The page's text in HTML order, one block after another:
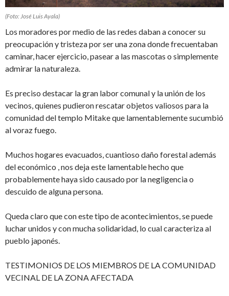
(Foto: José Luis Ayala)
Los moradores por medio de las redes daban a conocer su
preocupación y tristeza por ser una zona donde frecuentaban
caminar, hacer ejercicio, pasear a las mascotas o simplemente
admirar la naturaleza.
Es preciso destacar la gran labor comunal y la unión de los
vecinos, quienes pudieron rescatar objetos valiosos para la
comunidad del templo Mitake que lamentablemente sucumbió
al voraz fuego.
Muchos hogares evacuados, cuantioso daño forestal además
del económico , nos deja este lamentable hecho que
probablemente haya sido causado por la negligencia o
descuido de alguna persona.
Queda claro que con este tipo de acontecimientos, se puede
luchar unidos y con mucha solidaridad, lo cual caracteriza al
pueblo japonés.
TESTIMONIOS DE LOS MIEMBROS DE LA COMUNIDAD
VECINAL DE LA ZONA AFECTADA